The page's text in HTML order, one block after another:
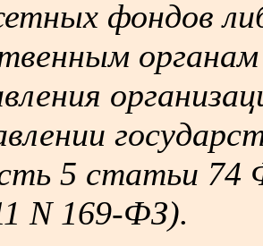
фондов
5 статьи 74
N 169-ФЗ).